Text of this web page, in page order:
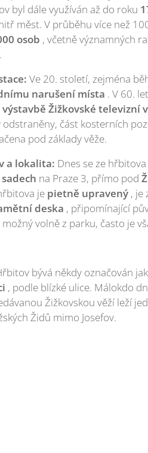
byl dále využíván až do roku
měst. V průběhu více než
osob , včetně významných
Ve 20. století, zejména
narušení místa . V 60.
Žižkovské televizní
odstraněny, část kosterních
pod základy věže.
a lokalita: Dnes se ze
na Praze 3, přímo pod
je pietně upravený , je
deska , připomínající
volně z parku, často je
bývá někdy označován
, podle blízké ulice. Málokdo
Žižkovskou věží leží
Židů mimo Josefov.